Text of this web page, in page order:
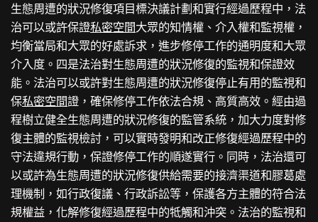
生態周遭的狀況修復項目標決議計劃和實行經過歷程中，法
治可以或許保證私密空間大眾的知情權、介入權和監視權，
均衡當局和大眾的好處訴求，進步修停工作的通明度和大眾
介入度。四是法治對生態周遭的狀況修復的監視和保證效
能。法治可以或許對生態周遭的狀況修復停止有用的監視和
保私密空間證，確保修停工作依法合規、高質高效。經由過
程樹立健全生態周遭的狀況修復的監管系統，加大力度對修
復主體的監視檢討，可以實時發明和改正修復經過歷程中的
守法違規行動，保證修停工作的順遂實行。同時，法治還可
以或許為生態周遭的狀況修復供給需要的接濟渠道和膠葛處
理機制，如行政復議、行政訴訟等，保護各方主體的符合法
規權益，化解修復經過歷程中的牴觸和沖突。法治的監視和